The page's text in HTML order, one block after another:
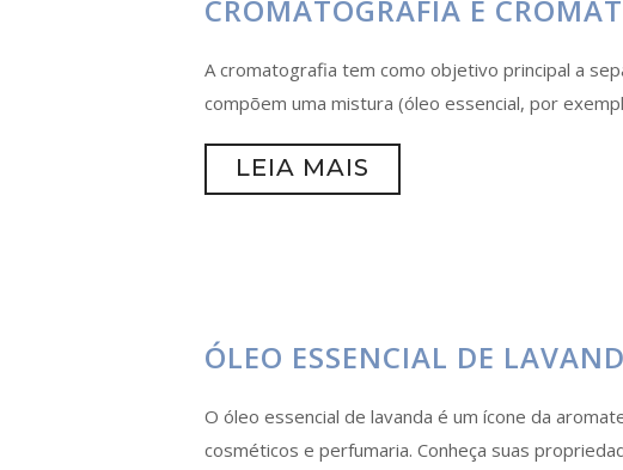
CROMATOGRAFIA E
A cromatografia tem como objetivo principal a
compõem uma mistura (óleo essencial, por
LEIA MAIS
ÓLEO ESSENCIAL DE
O óleo essencial de lavanda é um ícone da
cosméticos e perfumaria. Conheça suas